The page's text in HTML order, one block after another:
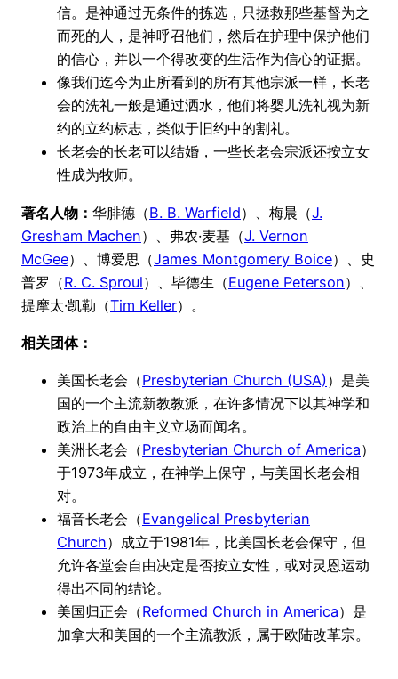
信。是神通过无条件的拣选，只拯救那些基督为之
而死的人，是神呼召他们，然后在护理中保护他们
的信心，并以一个得改变的生活作为信心的证据。
像我们迄今为止所看到的所有其他宗派一样，长老
会的洗礼一般是通过洒水，他们将婴儿洗礼视为新
约的立约标志，类似于旧约中的割礼。
长老会的长老可以结婚，一些长老会宗派还按立女
性成为牧师。
著名人物： 华腓德（B. B. Warfield）、梅晨（J.
Gresham Machen）、弗农·麦基（J. Vernon
McGee）、博爱思（James Montgomery Boice）、史
普罗（R. C. Sproul）、毕德生（Eugene Peterson）、
提摩太·凯勒（Tim Keller）。
相关团体：
美国长老会（Presbyterian Church (USA)）是美
国的一个主流新教教派，在许多情况下以其神学和
政治上的自由主义立场而闻名。
美洲长老会（Presbyterian Church of America）
于1973年成立，在神学上保守，与美国长老会相
对。
福音长老会（Evangelical Presbyterian
Church）成立于1981年，比美国长老会保守，但
允许各堂会自由决定是否按立女性，或对灵恩运动
得出不同的结论。
美国归正会（Reformed Church in America）是
加拿大和美国的一个主流教派，属于欧陆改革宗。